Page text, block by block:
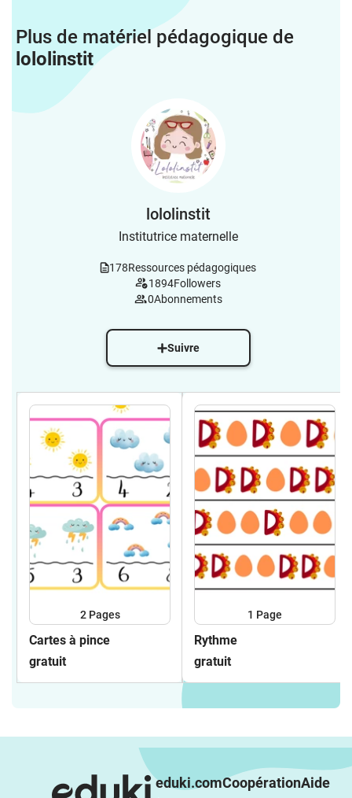
Plus de matériel pédagogique de
lololinstit
lololinstit
Institutrice maternelle
178Ressources pédagogiques
1894Followers
0Abonnements
Suivre
2 Pages
Cartes à pince
gratuit
1 Page
Rythme
gratuit
eduki.comCoopérationAide